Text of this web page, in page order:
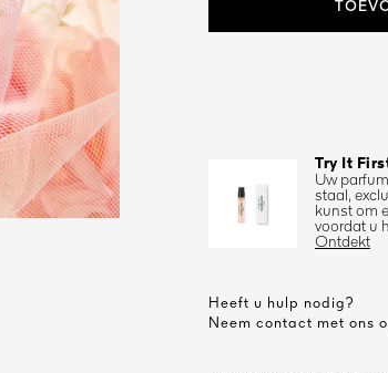
Try It
Uw
staal,
kunst om
voordat u
Ontdekt
Heeft u hulp nodig?
Neem contact met ons